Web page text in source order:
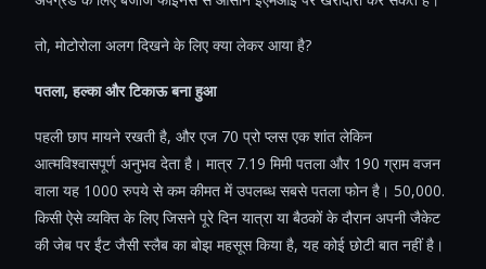
तो, मोटोरोला अलग दिखने के लिए क्या लेकर आया है?
पतला, हल्का और टिकाऊ बना हुआ
पहली छाप मायने रखती है, और एज 70 प्रो प्लस एक शांत लेकिन
आत्मविश्वासपूर्ण अनुभव देता है। मात्र 7.19 मिमी पतला और 190 ग्राम वजन
वाला यह 1000 रुपये से कम कीमत में उपलब्ध सबसे पतला फोन है। 50,000.
किसी ऐसे व्यक्ति के लिए जिसने पूरे दिन यात्रा या बैठकों के दौरान अपनी जैकेट
की जेब पर ईंट जैसी स्लैब का बोझ महसूस किया है, यह कोई छोटी बात नहीं है।